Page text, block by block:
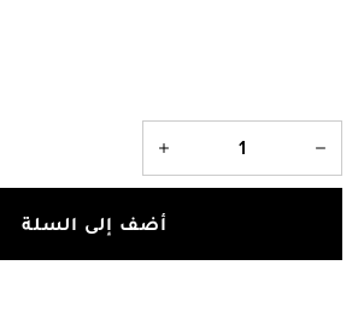
أضف إلى السلة